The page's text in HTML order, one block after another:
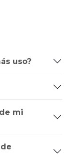
uso?
mi